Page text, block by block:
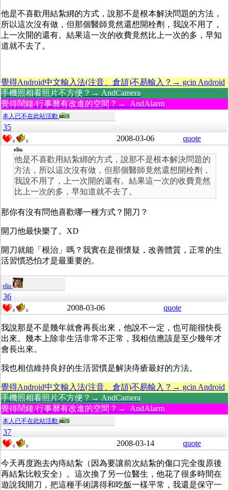
他是不喜歡用結紮綁的方式，說那不是根本解決問題的方法，
所以這次沒有做，但那個醫師竟然還想開栓劑，我說不用了，
上一次開的還有。結果這一次的收費竟然比上一次的多，早知
道就不去了。
覺得Android中文輸入法(注音、倉頡)不易輸入？→ gcin Android
手機照相看照片不方便？→ AndCamera
覺得鬧鐘/行事曆有改進的空間？→ AndAlarm
本人已不在此站活動
35
0 0 2008-03-06 quote
eliu
他是不喜歡用結紮綁的方式，說那不是根本解決問題的
方法，所以這次沒有做，但那個醫師竟然還想開栓劑，
我說不用了，上一次開的還有。結果這一次的收費竟然
比上一次的多，早知道就不去了。
那你有沒有問他喜歡哪一種方式？開刀？
開刀他最快樂了。XD
開刀就能「根治」嗎？我實在是很懷疑，改善體質，正常的生
活習慣恐怕才是最重要的。
eliu
36
0 0 2008-03-06 quote
我說那是不是幾年就會再長出來，他說不一定，也可能很快長
出來。幾本上除非生活非常不正常，我相信應該是至少幾年才
會長出來。
我也相信維持良好的生活習慣是解決痔瘡最好的方法。
覺得Android中文輸入法(注音、倉頡)不易輸入？→ gcin Android
手機照相看照片不方便？→ AndCamera
覺得鬧鐘/行事曆有改進的空間？→ AndAlarm
本人已不在此站活動
37
0 0 2008-03-14 quote
今天再度跑去內痔結紮（因為要讓前次結紮的傷口完全復原後
再結紮比較安全）。這次換了另一位醫生，他花了很多時間在
遊說我開刀，把這種手術講得和吃飯一樣平常，我還是保守一